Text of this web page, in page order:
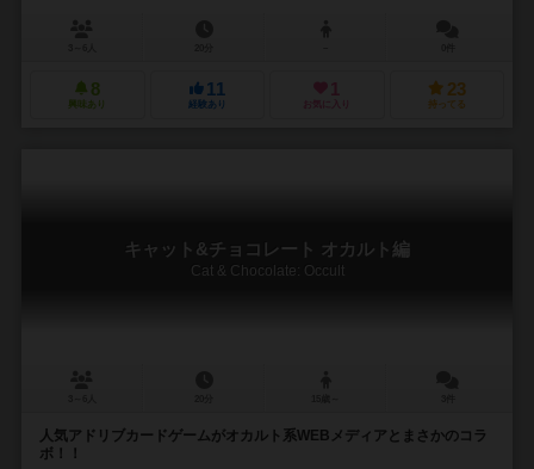
8
興味あり
11
経験あり
1
お気に入り
23
持ってる
キャット&チョコレート オカルト編
Cat & Chocolate: Occult
人気アドリブカードゲームがオカルト系WEBメディアとまさかのコラ
ボ！！